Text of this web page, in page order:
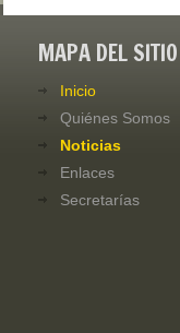
MAPA DEL SITIO
Inicio
Quiénes Somos
Noticias
Enlaces
Secretarías